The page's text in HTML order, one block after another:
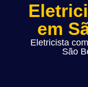
em
Eletricista
São